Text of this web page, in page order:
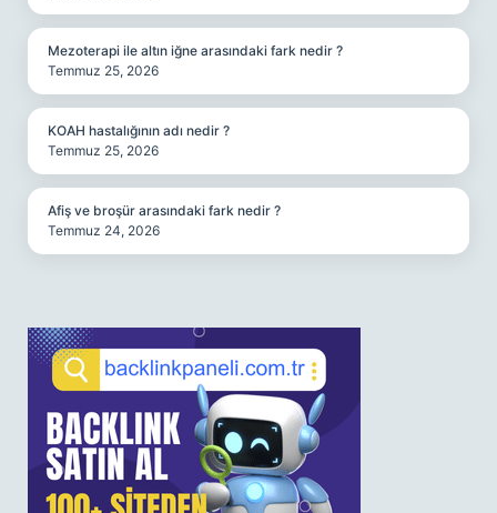
Mezoterapi ile altın iğne arasındaki fark nedir ?
Temmuz 25, 2026
KOAH hastalığının adı nedir ?
Temmuz 25, 2026
Afiş ve broşür arasındaki fark nedir ?
Temmuz 24, 2026